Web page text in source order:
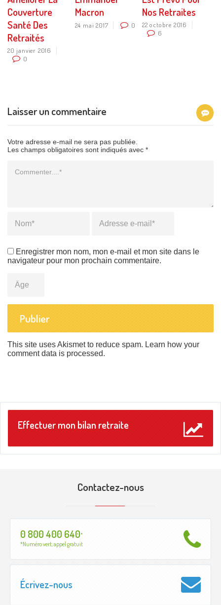
Couverture
Santé Des
Retraités
20 janvier 2016
0
Macron
24 mai 2017 0
Nos Retraites
22 octobre 2016
6
Laisser un commentaire
Votre adresse e-mail ne sera pas publiée.
Les champs obligatoires sont indiqués avec *
Enregistrer mon nom, mon e-mail et mon site dans le
navigateur pour mon prochain commentaire.
This site uses Akismet to reduce spam. Learn how your
comment data is processed.
Effectuer mon bilan retraite
Contactez-nous
0 800 400 640*
*Numéro vert, appel gratuit
Écrivez-nous